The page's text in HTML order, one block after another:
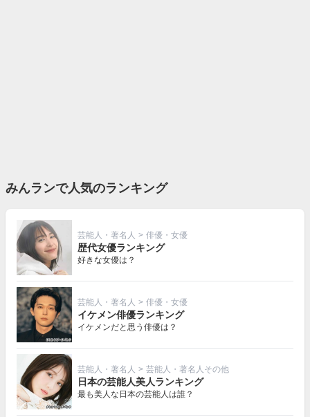
みんランで人気のランキング
芸能人・著名人 > 俳優・女優
歴代女優ランキング
好きな女優は？
芸能人・著名人 > 俳優・女優
イケメン俳優ランキング
イケメンだと思う俳優は？
芸能人・著名人 > 芸能人・著名人その他
日本の芸能人美人ランキング
最も美人な日本の芸能人は誰？